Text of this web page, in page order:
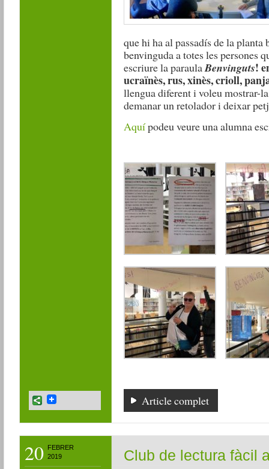
que hi ha al passadís de la
benvinguda a totes les persones
escriure la paraulaBenvinguts!
ucraïnès, rus, xinès, crioll,
llengua diferent i voleu mostrar-
demanar un retolador i deixar
Aquípodeu veure una alumna
Article complet
20
FEBRER
2019
Club de lectura fàcil